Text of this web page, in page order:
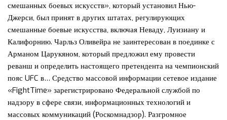
смешанных боевых искусств», который установил Нью-
Джерси, был принят в других штатах, регулирующих
смешанные боевые искусства, включая Неваду, Луизиану и
Калифорнию. Чарльз Оливейра не заинтересован в поединке с
Арманом Царукяном, который предложил ему провести
реванш и определить настоящего претендента на чемпионский
пояс UFC в… Средство массовой информации сетевое издание
«FightTime» зарегистрировано Федеральной службой по
надзору в сфере связи, информационных технологий и
массовых коммуникаций (Роскомнадзор). Разгромное